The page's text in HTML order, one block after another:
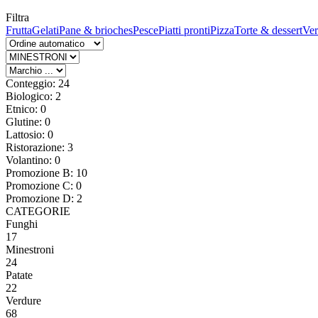
Filtra
FruttaGelatiPane & briochesPescePiatti prontiPizzaTorte & dessert
Conteggio: 24
Biologico: 2
Etnico: 0
Glutine: 0
Lattosio: 0
Ristorazione: 3
Volantino: 0
Promozione B: 10
Promozione C: 0
Promozione D: 2
CATEGORIE
Funghi
17
Minestroni
24
Patate
22
Verdure
68